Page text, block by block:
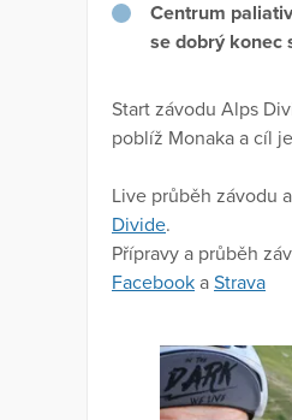
Centrum
se dobrý konec
Start závodu Alps
poblíž Monaka a cíl
Live průběh závodu
Divide.
Přípravy a průběh
Facebook a Strava